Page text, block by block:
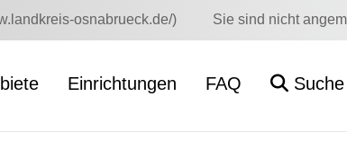
osnabrueck.de/) Sie sind nicht
Einrichtungen FAQ Suche